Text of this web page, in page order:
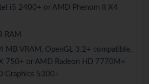
i5 2400+ or AMD Phenom II X4
RAM
MB VRAM, OpenGL 3.2+ compatible,
750+ or AMD Radeon HD 7770M+
Graphics 5300+